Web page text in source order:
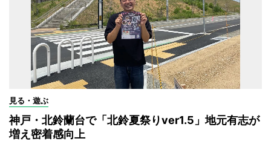
見る・遊ぶ
神戸・北鈴蘭台で「北鈴夏祭りver1.5」地元有志が
増え密着感向上